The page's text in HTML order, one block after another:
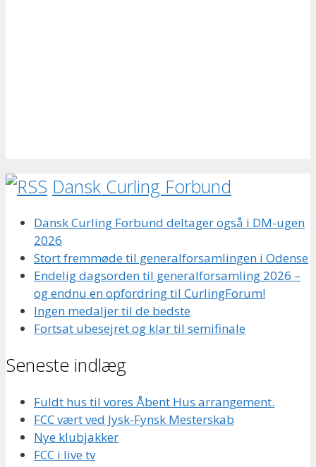
Dansk Curling Forbund
Dansk Curling Forbund deltager også i DM-ugen
2026
Stort fremmøde til generalforsamlingen i Odense
Endelig dagsorden til generalforsamling 2026 –
og endnu en opfordring til CurlingForum!
Ingen medaljer til de bedste
Fortsat ubesejret og klar til semifinale
Seneste indlæg
Fuldt hus til vores Åbent Hus arrangement.
FCC vært ved Jysk-Fynsk Mesterskab
Nye klubjakker
FCC i live tv